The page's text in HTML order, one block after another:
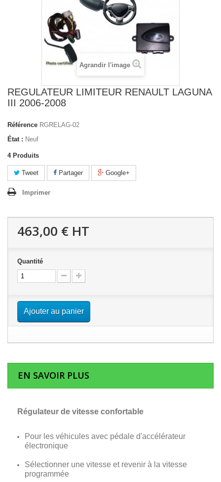
Agrandir l'image
REGULATEUR LIMITEUR RENAULT LAGUNA
III 2006-2008
Référence RGRELAG-02
État : Neuf
4 Produits
Tweet Partager Google+
Imprimer
463,00 € HT
Quantité
Ajouter au panier
EN SAVOIR PLUS
Régulateur de vitesse confortable
Pour les véhicules avec pédale d'accélérateur
électronique
Sélectionner une vitesse et revenir à la vitesse
programmée